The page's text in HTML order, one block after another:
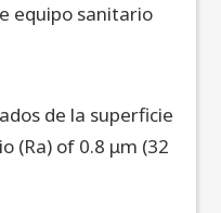
equipo sanitario
de la superficie
(Ra) of 0.8 μm (32